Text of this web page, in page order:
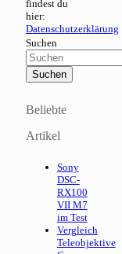
findest du
hier:
Datenschutzerklärung
Suchen
Beliebte
Artikel
Sony
DSC-
RX100
VII M7
im Test
Vergleich
Teleobjektive